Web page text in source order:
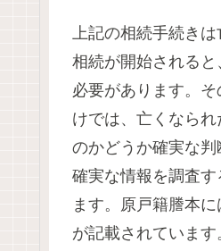
上記の相続手続きは
相続が開始される
必要があります。
けでは、亡くなら
のかどうか確実な判
確実な情報を調査
ます。原戸籍謄本
が記載されていま